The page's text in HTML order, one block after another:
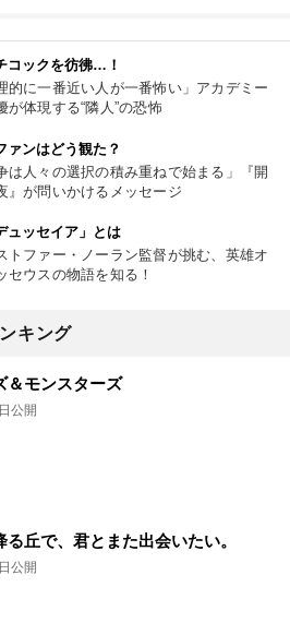
コックを彷彿…！
的に一番近い人が一番怖い」アカデミー
が体現する“隣人”の恐怖
ァンはどう観た？
は人々の選択の積み重ねで始まる」『開
』が問いかけるメッセージ
ュッセイア」とは
トファー・ノーラン監督が挑む、英雄オ
セウスの物語を知る！
キング
＆モンスターズ
公開
る丘で、君とまた出会いたい。
公開